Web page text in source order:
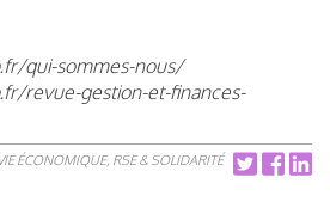
qui-sommes-nous/
revue-gestion-et-finances-
VIE ÉCONOMIQUE, RSE & SOLIDARITÉ